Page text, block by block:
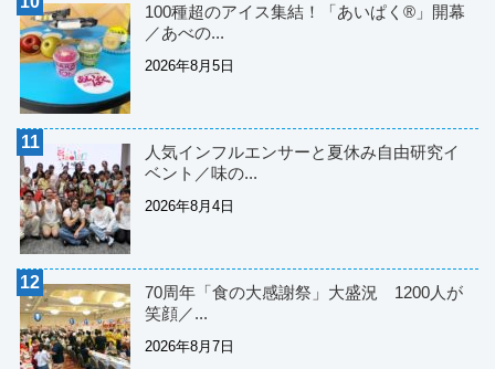
100種超のアイス集結！「あいぱく®」開幕
／あべの...
2026年8月5日
人気インフルエンサーと夏休み自由研究イ
ベント／味の...
2026年8月4日
70周年「食の大感謝祭」大盛況 1200人が
笑顔／...
2026年8月7日